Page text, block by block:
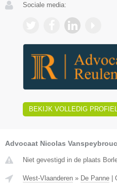
Sociale media:
BEKIJK VOLLEDIG
Advocaat Nicolas
Niet gevestigd in de plaats
West-Vlaanderen » De Panne